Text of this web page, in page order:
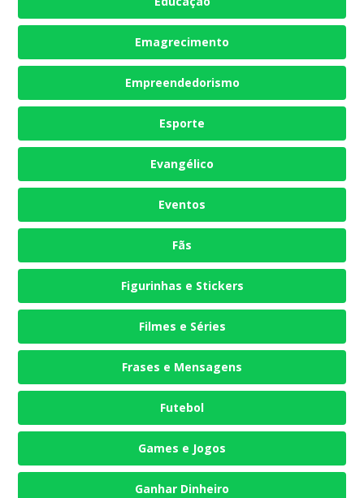
Emagrecimento
Empreendedorismo
Esporte
Evangélico
Eventos
Fãs
Figurinhas e Stickers
Filmes e Séries
Frases e Mensagens
Futebol
Games e Jogos
Ganhar Dinheiro